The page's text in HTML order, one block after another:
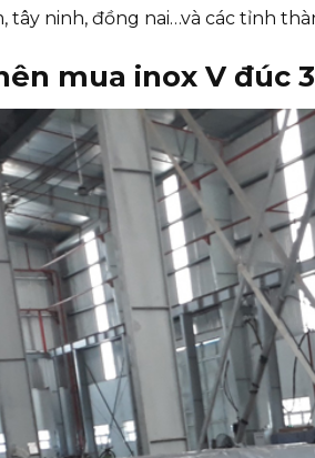
tây ninh, đồng nai…và các tỉnh
mua inox V đúc